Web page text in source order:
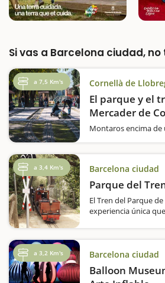
Si vas a Barcelona ciudad,
a 7,5 Km's Cornellà de
El parque y el
Mercader de
Montaros encima de
gustan los trenes?
en un ferrocarril a
de Can Mercader,
a 3,4 Km's Barcelona ciudad
Parque del
El Tren del Parque
experiencia única
en el distrito de
Barcelona, este…
a 3,2 Km's Barcelona ciudad
Balloon